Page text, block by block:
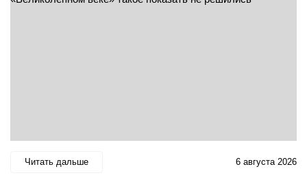
Читать дальше 6 августа 2026